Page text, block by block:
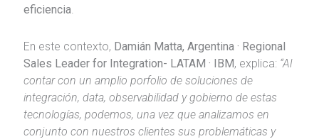
eficiencia.
En este contexto, Damián Matta, Argentina · Regional
Sales Leader for Integration- LATAM · IBM, explica: “Al
contar con un amplio porfolio de soluciones de
integración, data, observabilidad y gobierno de estas
tecnologías, podemos, una vez que analizamos en
conjunto con nuestros clientes sus problemáticas y